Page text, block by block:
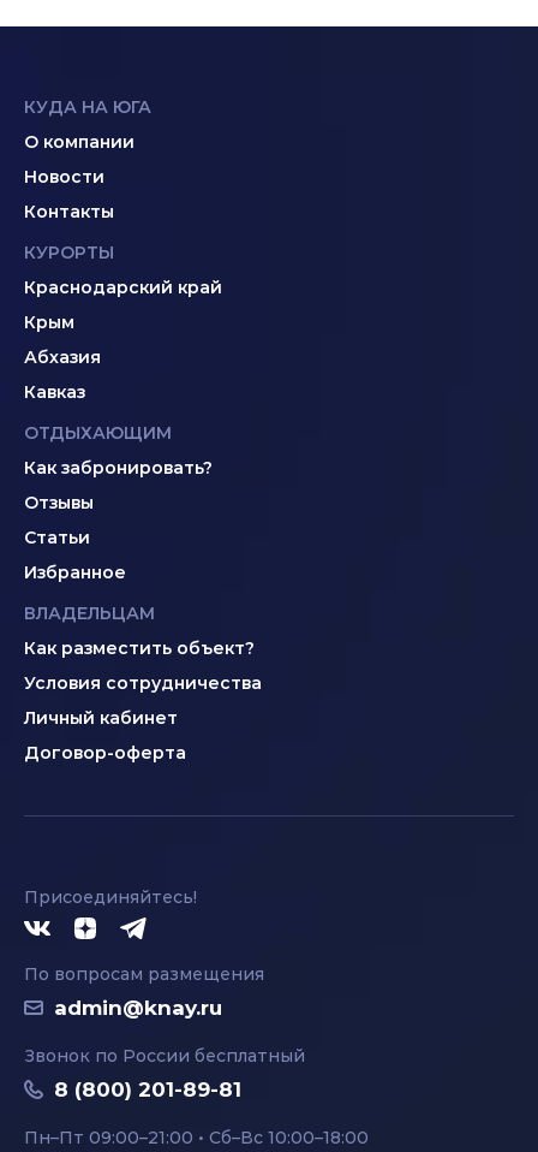
КУДА НА ЮГА
О компании
Новости
Контакты
КУРОРТЫ
Краснодарский край
Крым
Абхазия
Кавказ
ОТДЫХАЮЩИМ
Как забронировать?
Отзывы
Статьи
Избранное
ВЛАДЕЛЬЦАМ
Как разместить объект?
Условия сотрудничества
Личный кабинет
Договор-оферта
Присоединяйтесь!
По вопросам размещения
admin@knay.ru
Звонок по России бесплатный
8 (800) 201-89-81
Пн–Пт 09:00–21:00 • Сб–Вс 10:00–18:00